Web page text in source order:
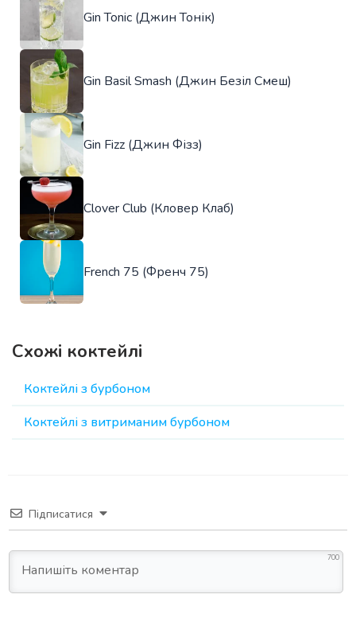
Gin Tonic (Джин Тонік)
Gin Basil Smash (Джин Безіл Смеш)
Gin Fizz (Джин Фізз)
Clover Club (Кловер Клаб)
French 75 (Френч 75)
Схожі коктейлі
Коктейлі з бурбоном
Коктейлі з витриманим бурбоном
Підписатися
700